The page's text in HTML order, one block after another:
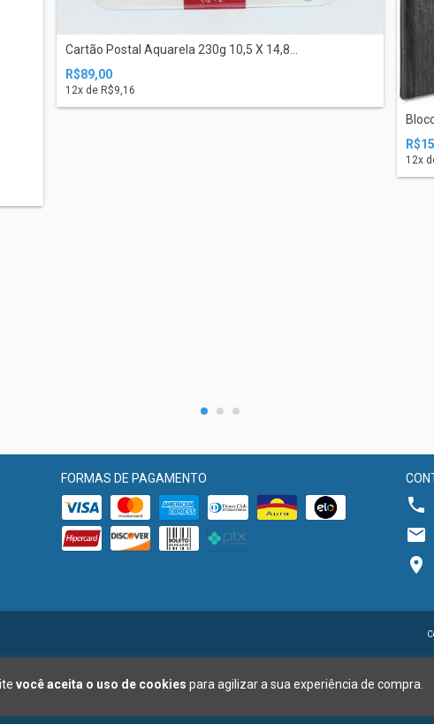
você aceita o uso de cookies para agilizar a sua experiência de compra.
Cartão Postal Aquarela 230g 10,5 X 14,8...
R$89,00
12x de R$9,16
12x
FORMAS DE PAGAMENTO